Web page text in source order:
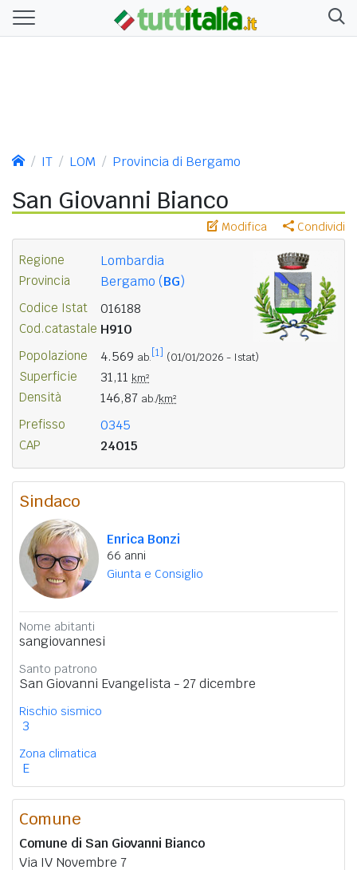
IT LOM Provincia di Bergamo
San Giovanni Bianco
Modifica Condividi
Regione Lombardia
Provincia Bergamo (BG)
Codice Istat 016188
Cod.catastale H910
Popolazione 4.569 ab. [1] (01/01/2026 - Istat)
Superficie 31,11 km²
Densità 146,87 ab./km²
Prefisso 0345
CAP 24015
Sindaco
Enrica Bonzi
66 anni
Giunta e Consiglio
Nome abitanti
sangiovannesi
Santo patrono
San Giovanni Evangelista - 27 dicembre
Rischio sismico
3
Zona climatica
E
Comune
Comune di San Giovanni Bianco
Via IV Novembre 7